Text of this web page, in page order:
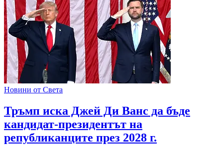
Новини от Света
Тръмп иска Джей Ди Ванс да бъде
кандидат-президентът на
републиканците през 2028 г.